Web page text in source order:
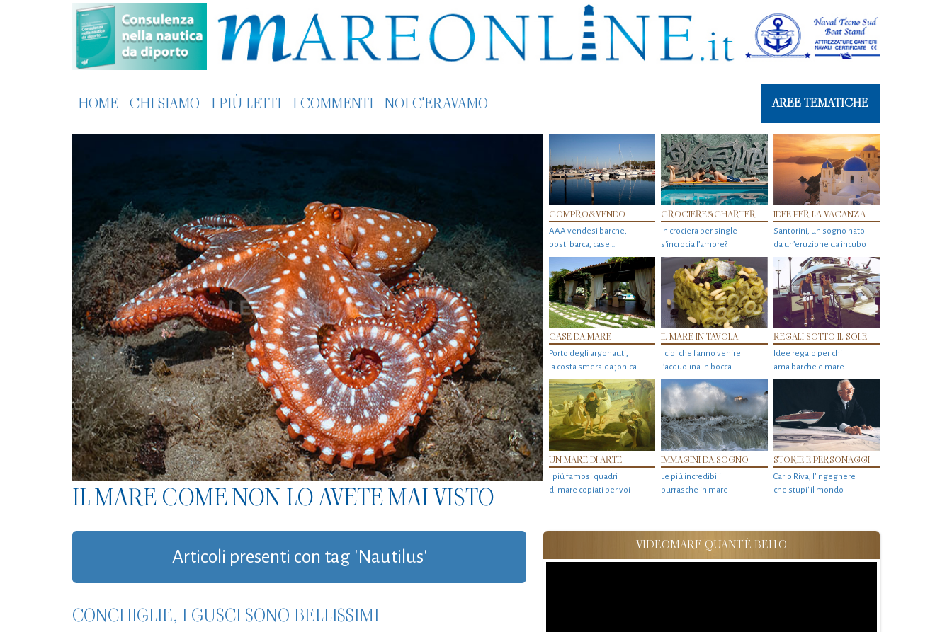
HOME CHI SIAMO I PIÙ LETTI I COMMENTI NOI C'ERAVAMO AREE TEMATICHE
IL MARE COME NON LO AVETE MAI VISTO
COMPRO&VENDO
AAA vendesi barche,
posti barca, case…
CROCIERE&CHARTER
In crociera per single
s'incrocia l’amore?
IDEE PER LA VACANZA
Santorini, un sogno nato
da un’eruzione da incubo
CASE DA MARE
Porto degli argonauti,
la costa smeralda jonica
IL MARE IN TAVOLA
I cibi che fanno venire
l’acquolina in bocca
REGALI SOTTO IL SOLE
Idee regalo per chi
ama barche e mare
UN MARE DI ARTE
I più famosi quadri
di mare copiati per voi
IMMAGINI DA SOGNO
Le più incredibili
burrasche in mare
STORIE E PERSONAGGI
Carlo Riva, l’ingegnere
che stupi' il mondo
Articoli presenti con tag 'Nautilus'
CONCHIGLIE, I GUSCI SONO BELLISSIMI
VIDEOMARE QUANT'È BELLO